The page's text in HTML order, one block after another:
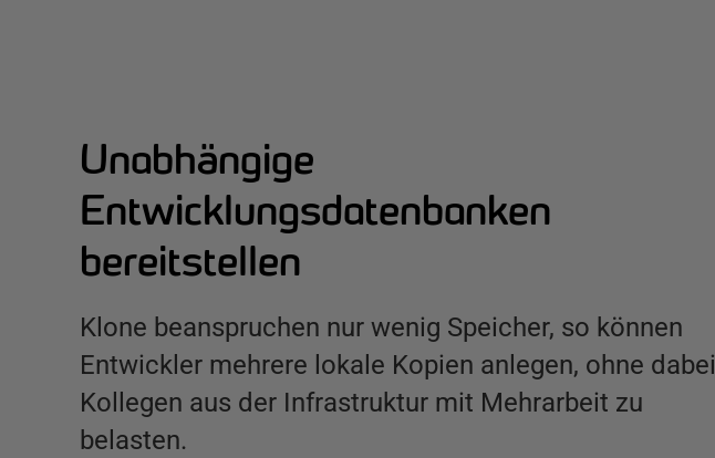
Unabhängige
Entwicklungsdatenbanken
bereitstellen
Klone beanspruchen nur wenig Speicher, so können
Entwickler mehrere lokale Kopien anlegen, ohne dabei
Kollegen aus der Infrastruktur mit Mehrarbeit zu
belasten.